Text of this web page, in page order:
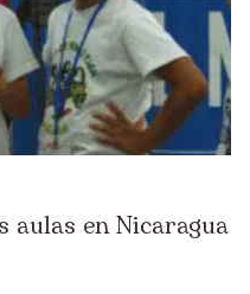
en Nicaragua